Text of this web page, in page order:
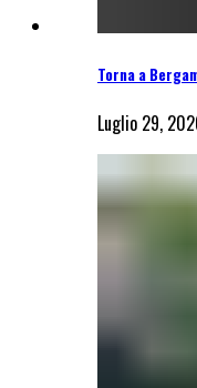
Torna a
Luglio 29,